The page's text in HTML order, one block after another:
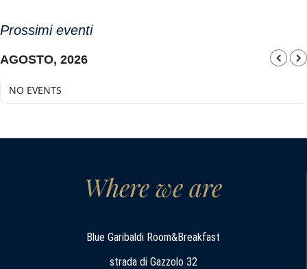
Prossimi eventi
AGOSTO, 2026
NO EVENTS
Where we are
Blue Garibaldi Room&Breakfast
strada di Gazzolo 32